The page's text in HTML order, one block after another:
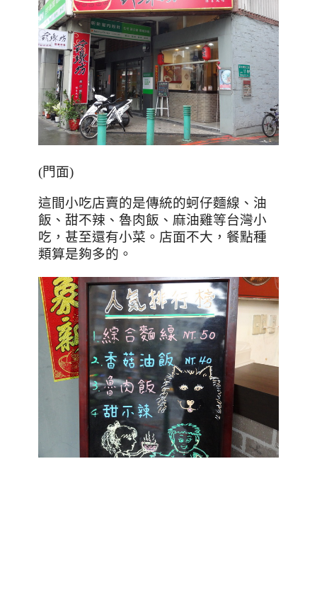
(門面)
這間小吃店賣的是傳統的蚵仔麵線、油
飯、甜不辣、魯肉飯、麻油雞等台灣小
吃，甚至還有小菜。店面不大，餐點種
類算是夠多的。